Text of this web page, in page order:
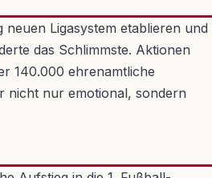
Ligasystem etablieren und
das Schlimmste. Aktionen
140.000 ehrenamtliche
nicht nur emotional, sondern